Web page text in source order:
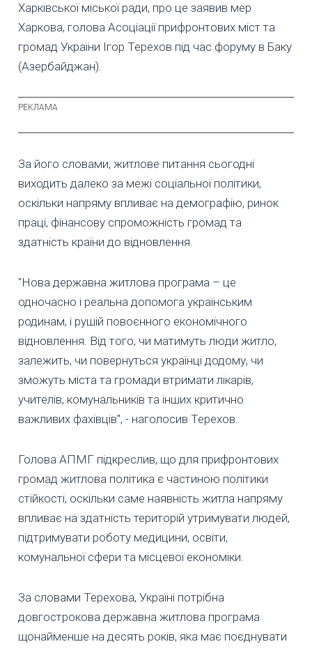
Харківської міської ради, про це заявив мер
Харкова, голова Асоціації прифронтових міст та
громад України Ігор Терехов під час форуму в Баку
(Азербайджан).
За його словами, житлове питання сьогодні
виходить далеко за межі соціальної політики,
оскільки напряму впливає на демографію, ринок
праці, фінансову спроможність громад та
здатність країни до відновлення.
"Нова державна житлова програма – це
одночасно і реальна допомога українським
родинам, і рушій повоєнного економічного
відновлення. Від того, чи матимуть люди житло,
залежить, чи повернуться українці додому, чи
зможуть міста та громади втримати лікарів,
учителів, комунальників та інших критично
важливих фахівців", - наголосив Терехов.
Голова АПМГ підкреслив, що для прифронтових
громад житлова політика є частиною політики
стійкості, оскільки саме наявність житла напряму
впливає на здатність територій утримувати людей,
підтримувати роботу медицини, освіти,
комунальної сфери та місцевої економіки.
За словами Терехова, Україні потрібна
довгострокова державна житлова програма
щонайменше на десять років, яка має поєднувати